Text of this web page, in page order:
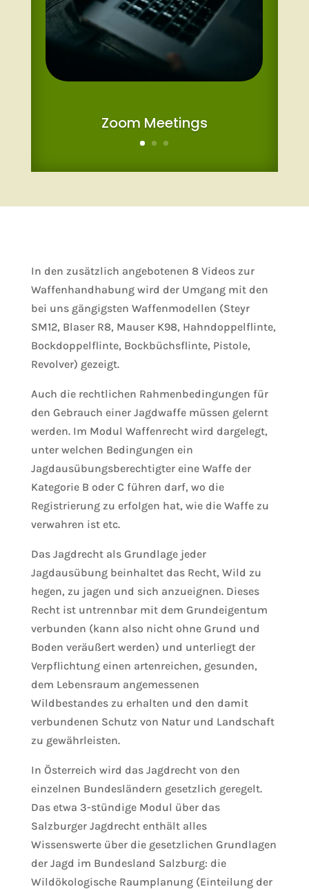
Zoom Meetings
In den zusätzlich angebotenen 8 Videos zur
Waffenhandhabung wird der Umgang mit den
bei uns gängigsten Waffenmodellen (Steyr
SM12, Blaser R8, Mauser K98, Hahndoppelflinte,
Bockdoppelflinte, Bockbüchsflinte, Pistole,
Revolver) gezeigt.
Auch die rechtlichen Rahmenbedingungen für
den Gebrauch einer Jagdwaffe müssen gelernt
werden. Im Modul Waffenrecht wird dargelegt,
unter welchen Bedingungen ein
Jagdausübungsberechtigter eine Waffe der
Kategorie B oder C führen darf, wo die
Registrierung zu erfolgen hat, wie die Waffe zu
verwahren ist etc.
Das Jagdrecht als Grundlage jeder
Jagdausübung beinhaltet das Recht, Wild zu
hegen, zu jagen und sich anzueignen. Dieses
Recht ist untrennbar mit dem Grundeigentum
verbunden (kann also nicht ohne Grund und
Boden veräußert werden) und unterliegt der
Verpflichtung einen artenreichen, gesunden,
dem Lebensraum angemessenen
Wildbestandes zu erhalten und den damit
verbundenen Schutz von Natur und Landschaft
zu gewährleisten.
In Österreich wird das Jagdrecht von den
einzelnen Bundesländern gesetzlich geregelt.
Das etwa 3-stündige Modul über das
Salzburger Jagdrecht enthält alles
Wissenswerte über die gesetzlichen Grundlagen
der Jagd im Bundesland Salzburg: die
Wildökologische Raumplanung (Einteilung der